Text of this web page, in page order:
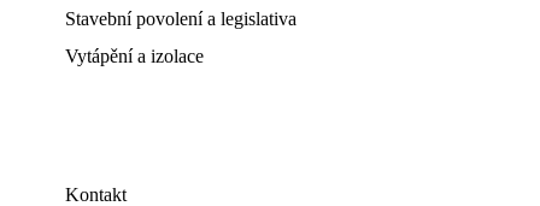
Stavební povolení a legislativa
Vytápění a izolace
Kontakt